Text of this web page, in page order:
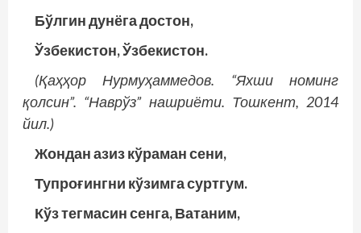
Бўлгин дунёга достон,
Ўзбекистон, Ўзбекистон.
(Қаҳҳор Нурмуҳаммедов. “Яхши номинг
қолсин”. “Наврўз” нашриёти. Тошкент, 2014
йил.)
Жондан азиз кўраман сени,
Тупроғингни кўзимга суртгум.
Кўз тегмасин сенга, Ватаним,